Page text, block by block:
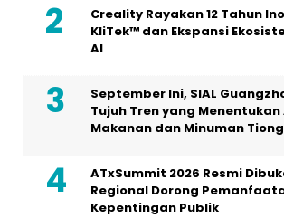
Creality Rayakan 12 Tahun
KliTek™ dan Ekspansi
AI
September Ini, SIAL
Tujuh Tren yang
Makanan dan Minuman
ATxSummit 2026 Resmi
Regional Dorong
Kepentingan Publik